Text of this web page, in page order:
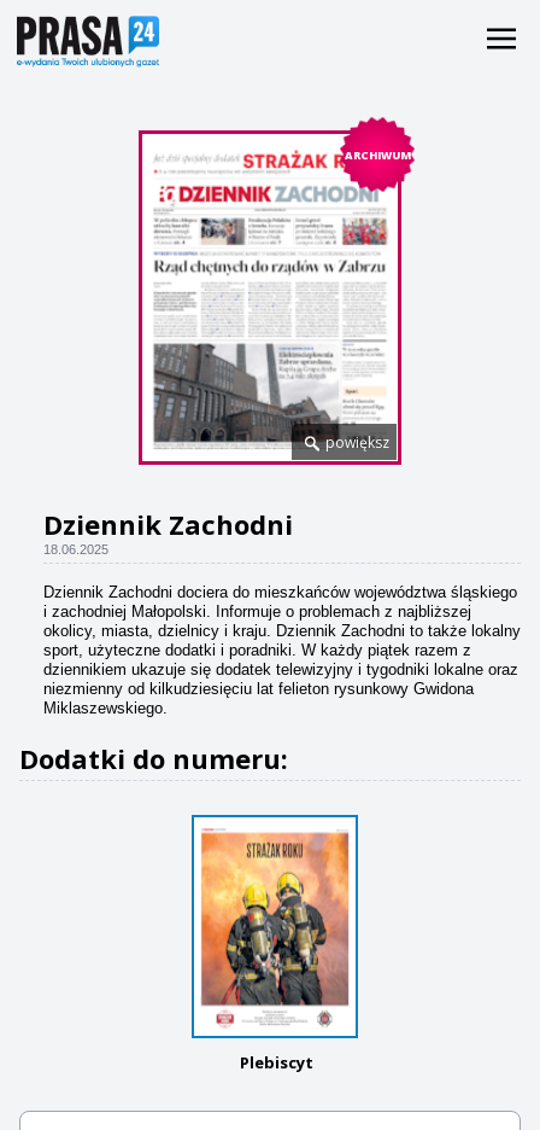
ARCHIWUM
powiększ
Dziennik Zachodni
18.06.2025
Dziennik Zachodni dociera do mieszkańców województwa śląskiego
i zachodniej Małopolski. Informuje o problemach z najbliższej
okolicy, miasta, dzielnicy i kraju. Dziennik Zachodni to także lokalny
sport, użyteczne dodatki i poradniki. W każdy piątek razem z
dziennikiem ukazuje się dodatek telewizyjny i tygodniki lokalne oraz
niezmienny od kilkudziesięciu lat felieton rysunkowy Gwidona
Miklaszewskiego.
Dodatki do numeru:
Plebiscyt